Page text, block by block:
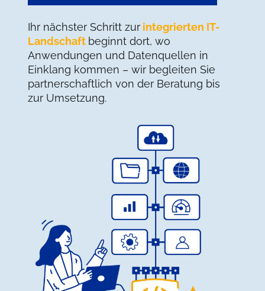
Ihr nächster Schritt zur integrierten IT-
Landschaft beginnt dort, wo
Anwendungen und Datenquellen in
Einklang kommen – wir begleiten Sie
partnerschaftlich von der Beratung bis
zur Umsetzung.